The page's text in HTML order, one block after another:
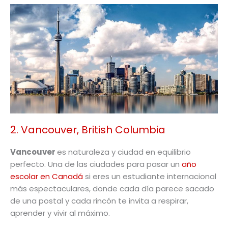
2. Vancouver, British Columbia
Vancouveres naturaleza y ciudad en equilibrio
perfecto. Una de las ciudades para pasar un año
escolar en Canadási eres un estudiante internacional
más espectaculares, donde cada día parece sacado
de una postal y cada rincón te invita a respirar,
aprender y vivir al máximo.